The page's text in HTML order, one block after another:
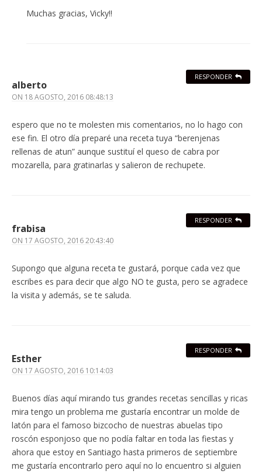
Muchas gracias, Vicky!!
alberto
ON 18 AGOSTO, 2016 08:48:13
espero que no te molesten mis comentarios, no lo hago con
ese fin. El otro día preparé una receta tuya “berenjenas
rellenas de atun” aunque sustituí el queso de cabra por
mozarella, para gratinarlas y salieron de rechupete.
RESPONDER
frabisa
ON 17 AGOSTO, 2016 20:43:40
Supongo que alguna receta te gustará, porque cada vez que
escribes es para decir que algo NO te gusta, pero se agradece
la visita y además, se te saluda.
RESPONDER
Esther
ON 17 AGOSTO, 2016 10:14:03
Buenos días aquí mirando tus grandes recetas sencillas y ricas
mira tengo un problema me gustaría encontrar un molde de
latón para el famoso bizcocho de nuestras abuelas tipo
roscón esponjoso que no podía faltar en toda las fiestas y
ahora que estoy en Santiago hasta primeros de septiembre
me gustaría encontrarlo pero aquí no lo encuentro si alguien
RESPONDER